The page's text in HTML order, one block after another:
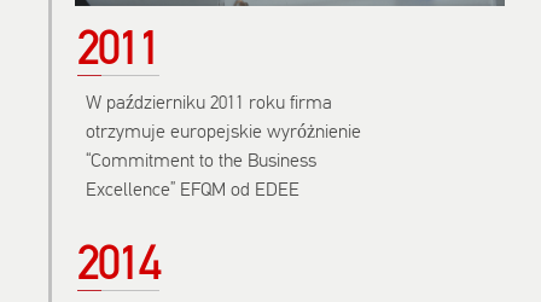
2011
W październiku 2011 roku firma
otrzymuje europejskie wyróżnienie
“Commitment to the Business
Excellence” EFQM od EDEE
2014